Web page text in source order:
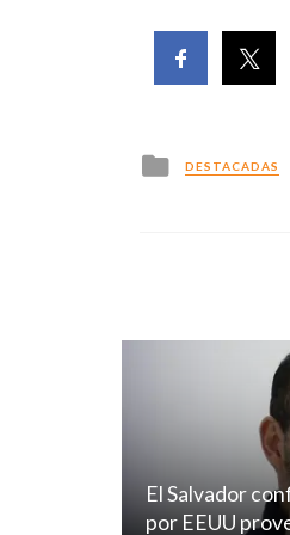
Posted
in
DESTACADAS
El Salvador
por EEUU